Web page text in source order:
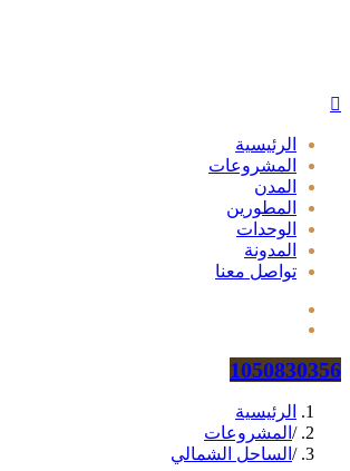
الرئيسية
المشروعات
المدن
المطورين
الوحدات
المدونة
تواصل معنا
1050830356
الرئيسية
/ المشروعات
/ الساحل الشمالي